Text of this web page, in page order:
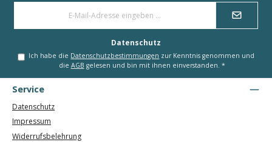
Datenschutz
Ich habe die Datenschutzbestimmungen zur Kenntnis genommen und
die AGB gelesen und bin mit ihnen einverstanden. *
Service
Datenschutz
Impressum
Widerrufsbelehrung